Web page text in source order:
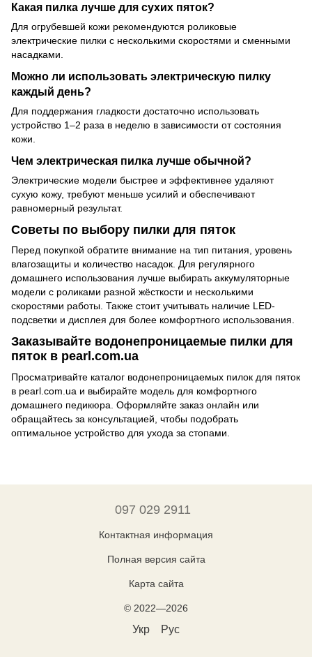
Какая пилка лучше для сухих пяток?
Для огрубевшей кожи рекомендуются роликовые
электрические пилки с несколькими скоростями и сменными
насадками.
Можно ли использовать электрическую пилку
каждый день?
Для поддержания гладкости достаточно использовать
устройство 1–2 раза в неделю в зависимости от состояния
кожи.
Чем электрическая пилка лучше обычной?
Электрические модели быстрее и эффективнее удаляют
сухую кожу, требуют меньше усилий и обеспечивают
равномерный результат.
Советы по выбору пилки для пяток
Перед покупкой обратите внимание на тип питания, уровень
влагозащиты и количество насадок. Для регулярного
домашнего использования лучше выбирать аккумуляторные
модели с роликами разной жёсткости и несколькими
скоростями работы. Также стоит учитывать наличие LED-
подсветки и дисплея для более комфортного использования.
Заказывайте водонепроницаемые пилки для
пяток в pearl.com.ua
Просматривайте каталог водонепроницаемых пилок для пяток
в pearl.com.ua и выбирайте модель для комфортного
домашнего педикюра. Оформляйте заказ онлайн или
обращайтесь за консультацией, чтобы подобрать
оптимальное устройство для ухода за стопами.
097 029 2911
Контактная информация
Полная версия сайта
Карта сайта
© 2022—2026
Укр Рус